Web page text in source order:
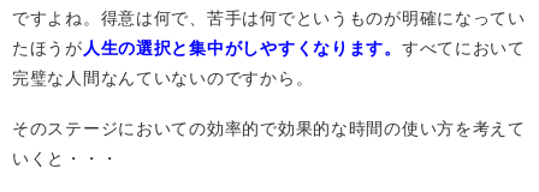
ですよね。得意は何で、苦手は何でというものが明確になってい
たほうが人生の選択と集中がしやすくなります。 すべてにおいて
完璧な人間なんていないのですから。
そのステージにおいての効率的で効果的な時間の使い方を考えて
いくと・・・